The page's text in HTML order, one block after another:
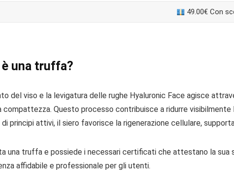
49.00€ Con
è una truffa?
del viso e la levigatura delle rughe Hyaluronic Face agisce
compattezza. Questo processo contribuisce a ridurre
di principi attivi, il siero favorisce la rigenerazione cellulare,
una truffa e possiede i necessari certificati che attestano la sua
affidabile e professionale per gli utenti.